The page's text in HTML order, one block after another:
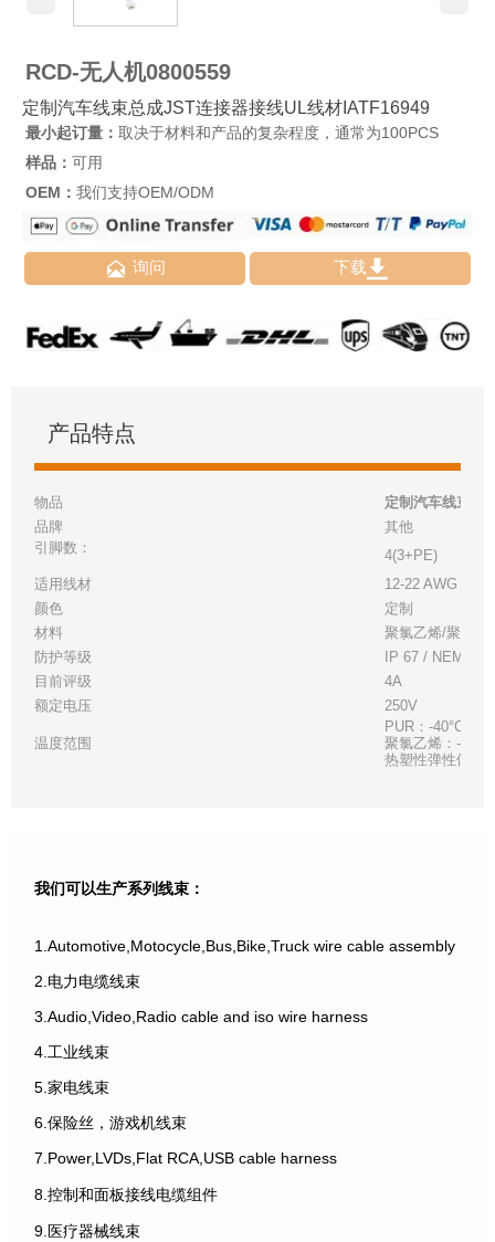
RCD-无人机0800559
定制汽车线束总成JST连接器接线UL线材IATF16949
最小起订量： 取决于材料和产品的复杂程度，通常为100PCS
样品： 可用
OEM： 我们支持OEM/ODM
 询问 下载
产品特点
物品
定制汽车线束总
品牌
其他
引脚数：
4(3+PE)
适用线材
12-22 AWG，搁
颜色
定制
材料
聚氯乙烯/聚氨酯
防护等级
IP 67 / NEMA 6P
目前评级
4A
额定电压
250V
温度范围
PUR：-40°C (-
聚氯乙烯：-
热塑性弹性体：-
我们可以生产系列线束：
1.Automotive,Motocycle,Bus,Bike,Truck wire cable assembly
2.电力电缆线束
3.Audio,Video,Radio cable and iso wire harness
4.工业线束
5.家电线束
6.保险丝，游戏机线束
7.Power,LVDs,Flat RCA,USB cable harness
8.控制和面板接线电缆组件
9.医疗器械线束